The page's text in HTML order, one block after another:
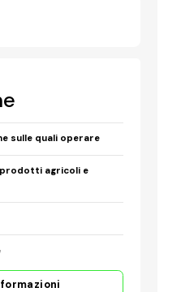
sulle quali operare
agricoli e